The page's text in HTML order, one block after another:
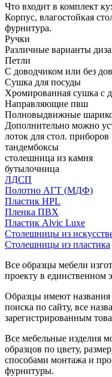
Что входит в комплект
Корпус, влагостойкая
фурнитура.
Ручки
Различные варианты
Петли
С доводчиком или без
Сушка для посуды
Хромированная сушка с
Направляющие пвш
Полновыдвижные
Дополнительно можно
лоток для стол. приборов
тандембоксы
столешница из камня
бутылочница
ЛДСП
Полотно АГТ (МДФ)
Пластик HPL
Пленка ПВХ
Пластик Alvic Luxe
Столешницы из
Столешницы из пластика
Все образцы мебели
проекту в единственном
Образцы имеют названия
поиска по сайту, все
зарегистрированным
Все мебельные изделия
образцов по цвету,
способами монтажа и
фурнитуры.